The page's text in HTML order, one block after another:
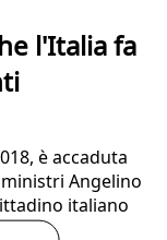
l'Italia fa
è accaduta
Angelino
italiano